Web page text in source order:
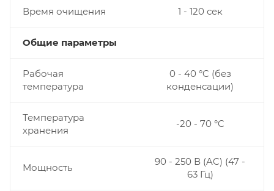
Время очищения 1 - 120 сек
Общие параметры
Рабочая
температура
0 - 40 °C (без
конденсации)
Температура
хранения
-20 - 70 °C
Мощность
90 - 250 В (AC) (47 -
63 Гц)